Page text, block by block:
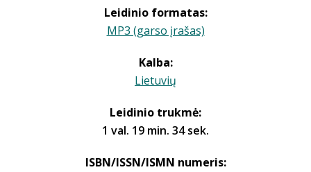
Leidinio formatas:
MP3 (garso įrašas)
Kalba:
Lietuvių
Leidinio trukmė:
1 val. 19 min. 34 sek.
ISBN/ISSN/ISMN numeris: